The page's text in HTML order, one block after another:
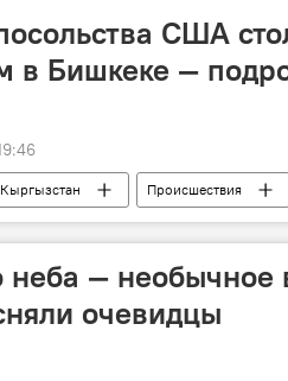
США
в Бишкеке —
Кыргызстан Происшествия
ДТП в Кыргызстане с начала 2017 года
неба — необычное
очевидцы